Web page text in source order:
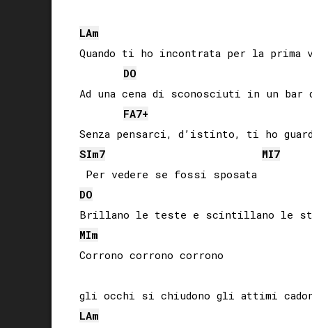
LAm
Quando ti ho incontrata per la prima
DO
Ad una cena di sconosciuti in un bar
FA7+
SIm7 MI7
DO
MIm
Corrono corrono corrono
LAm